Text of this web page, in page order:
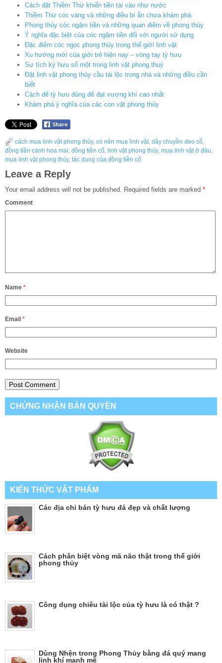
Cách đặt Thiềm Thừ khiến tiền tài vào như nước
Thiềm Thừ cóc vàng và những điều bí ẫn chưa khám phá
Phong thủy cóc ngậm tiền và những quan điểm về phong thủy
Ý nghĩa đặc biệt của cóc ngậm tiền đối với người sử dụng
Đặc điểm cóc ngọc phong thủy trong thế giới linh vật
Xu hướng mới của giới trẻ hiện nay – vòng tay tỳ hưu
Sự tích kỳ hưu số một trong linh vật phong thuỷ
Đặt linh vật phong thủy cầu tài lộc trong nhà và những điều cần
biết
Cách để tỳ hưu đúng để đạt vượng khí cao nhất
Khám phá ý nghĩa của các con vật phong thủy
cách mua linh vật phong thủy, có nên mua linh vật dây chuyền đeo cổ
đồng tiền cánh hoa mai đồng tiền cổ linh vật phong thủy, mua linh vật ở đâu
mua linh vật phong thủy, tác dụng của đồng tiền cổ
Leave a Reply
Your email address will not be published. Required fields are marked *
Comment
Name *
Email *
Website
CHỨNG NHẬN BẢN QUYỀN
KIẾN THỨC VẬT PHẨM
Các địa chỉ bán tỳ hưu đá đẹp và chất lượng
Cách phân biệt vòng mã não thật trong thế giới
phong thủy
Công dụng chiêu tài lộc của tỳ hưu là có thật ?
Dùng Nhện trong Phong Thủy bằng đá quý mang
linh khí mạnh mẽ